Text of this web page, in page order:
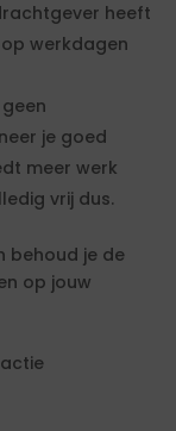
heeft
werkdagen
je goed
meer werk
vrij dus.
behoud je de
op jouw